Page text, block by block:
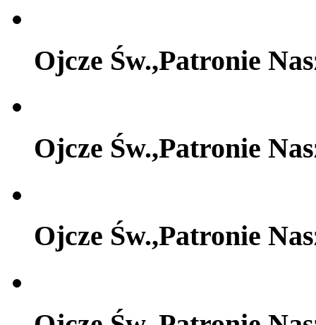
Ojcze Św.,Patronie
Ojcze Św.,Patronie
Ojcze Św.,Patronie